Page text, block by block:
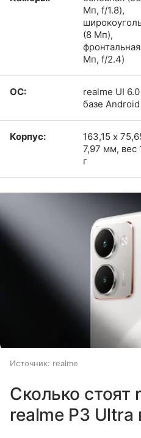
Мп, f/1.8),
(8 Мп),
Мп, f/2.4)
ОС:
realme UI
базе Android
Корпус:
163,15 х
7,97 мм, вес
г
Источник: realme
Сколько стоят
realme P3 Ultra